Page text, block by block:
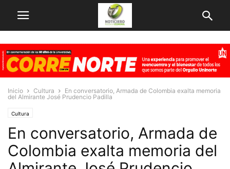
Inicio Cultura
En conversatorio, Armada de Colombia exalta memoria
del Almirante José Prudencio Padilla
Cultura
En conversatorio, Armada de
Colombia exalta memoria del